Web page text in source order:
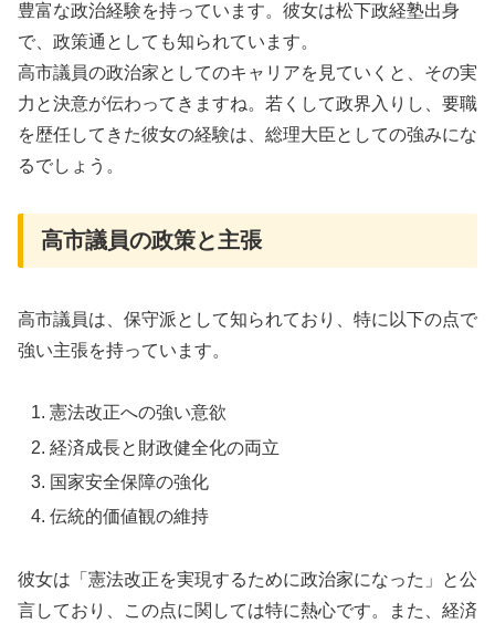
豊富な政治経験を持っています。彼女は松下政経塾出身
で、政策通としても知られています。
高市議員の政治家としてのキャリアを見ていくと、その実
力と決意が伝わってきますね。若くして政界入りし、要職
を歴任してきた彼女の経験は、総理大臣としての強みにな
るでしょう。
高市議員の政策と主張
高市議員は、保守派として知られており、特に以下の点で
強い主張を持っています。
憲法改正への強い意欲
経済成長と財政健全化の両立
国家安全保障の強化
伝統的価値観の維持
彼女は「憲法改正を実現するために政治家になった」と公
言しており、この点に関しては特に熱心です。また、経済